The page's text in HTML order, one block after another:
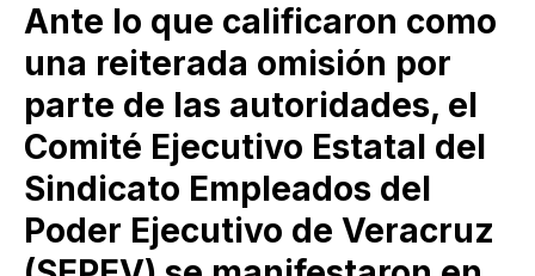
Ante lo que calificaron como
una reiterada omisión por
parte de las autoridades, el
Comité Ejecutivo Estatal del
Sindicato Empleados del
Poder Ejecutivo de Veracruz